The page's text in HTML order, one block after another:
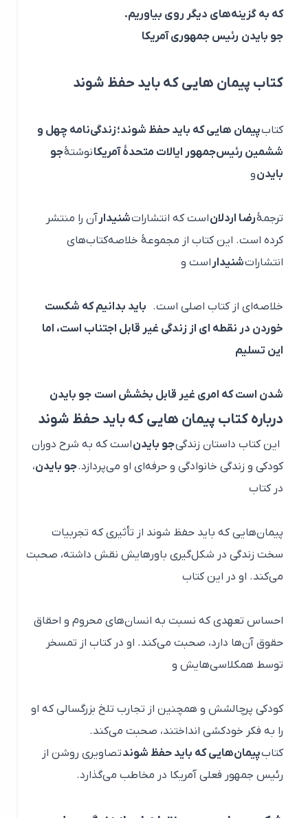
که به گزینه‌های دیگر روی بیاوریم.
جو بایدنرئیس جمهوری آمریکا
کتاب پیمان هایی که باید حفظ شوند
کتابپیمان هایی که باید حفظ شوند؛زندگی‌نامه چهل و
ششمین رئیس‌جمهور ایالات متحدهٔ آمریکانوشتهٔجو
بایدنو
ترجمهٔرضا اردلاناست که انتشاراتشنیدارآن را منتشر
کرده است. این کتاب از مجموعهٔ خلاصه‌کتاب‌های
انتشاراتشنیداراست و
خلاصه‌ای از کتاب اصلی است.باید بدانیم که شکست
خوردن در نقطه ای از زندگی غیر قابل اجتناب است، اما
این تسلیم
شدن است که امری غیر قابل بخشش است جو بایدن
درباره کتاب پیمان هایی که باید حفظ شوند
این کتاب داستان زندگیجو بایدناست که به شرح دوران
کودکی و زندگی خانوادگی و حرفه‌ای‌ او می‌پردازد.جو بایدن،
در کتاب
پیمان‌هایی که باید حفظ شوند از تأثیری که تجربیات
سخت زندگی در شکل‌گیری باورهایش نقش داشته، صحبت
می‌کند. او در این کتاب
احساس تعهدی که نسبت به انسان‌های محروم و احقاق
حقوق آن‌ها دارد، صحبت می‌کند. او در کتاب از تمسخر
توسط همکلاسی‌هایش و
کودکی پرچالشش و همچنین از تجارب تلخ بزرگسالی که او
را به فکر خودکشی انداختند، صحبت ‌می‌کند.
کتابپیمان‌هایی که باید حفظ شوندتصاویری روشن از
رئیس جمهور فعلی آمریکا در مخاطب می‌گذارد.